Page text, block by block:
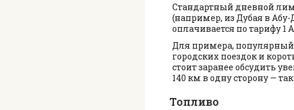
Стандартный дневной
(например, из Дубая в
оплачивается по тарифу
Для примера, популярный
городских поездок и
стоит заранее обсудить
140 км в одну сторону —
Топливо